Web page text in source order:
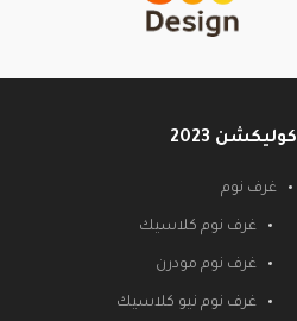
كوليكشن 2023
غرف نوم
غرف نوم كلاسيك
غرف نوم مودرن
غرف نوم نيو كلاسيك